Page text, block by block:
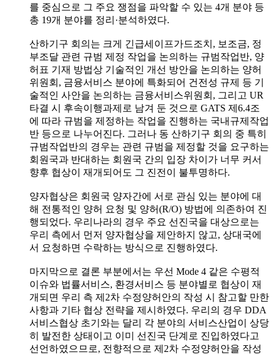
를 중심으로 그 주요 쟁점을 파악할 수 있는 4개 분야 등
총 19개 분야를 정리·분석하였다.
산하기구 회의는 크게 긴급세이프가드조치, 보조금, 정
부조달 관련 규범 제정 작업을 논의하는 규범작업반, 양
허표 기재 방법상 기술적인 개선 방안을 논의하는 양허
위원회, 금융서비스 분야에 특화되어 건전성 규제 등 기
술적인 사안을 논의하는 금융서비스위원회, 그리고 UR
타결 시 후속이행과제로 남겨 둔 것으로 GATS 제6.4조
에 따라 규범을 제정하는 작업을 진행하는 국내규제작업
반 등으로 나누어진다. 그러나 동 산하기구 회의 중 특히
규범작업반의 경우는 관련 규범을 제정할 것을 요구하는
회원국과 반대하는 회원국 간의 입장 차이가 너무 커서
향후 협상이 재개되어도 그 진전이 불투명하다.
양자협상은 회원국 양자간에 서로 관심 있는 분야에 대
해 전통적인 양허 요청 및 양허(R/O) 방법에 의존하여 진
행되었다. 우리나라의 경우 주요 선진국을 대상으로는
우리 측에서 먼저 양자협상을 제안하지 않고, 상대국에
서 요청하면 수락하는 방식으로 진행하였다.
마지막으로 결론 부분에서는 우선 Mode 4 같은 수평적
이슈와 법률서비스, 환경서비스 등 분야별로 협상이 재
개되면 우리 측 제2차 수정양허안의 작성 시 참고할 만한
사항과 기타 협상 전략을 제시하였다. 우리의 경우 DDA
서비스협상 초기와는 달리 각 분야의 서비스산업이 상당
히 발전한 상태이고 이미 선진국 단계로 진입하였다고
선언하였으므로, 전향적으로 제2차 수정양허안을 작성